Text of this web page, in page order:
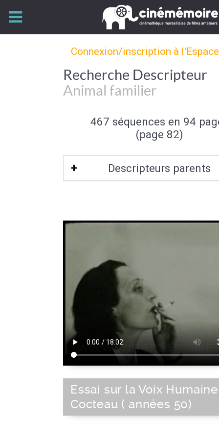
Connexion/inscription à
Recherche Descripteur
Animal familier
467 séquences en 94
(page 82)
Descripteurs parents
Essai sur la Voix
Cocteau ( années 50)